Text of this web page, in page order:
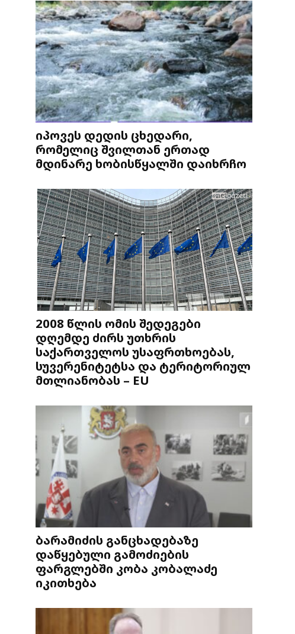
იპოვეს დედის ცხედარი,
რომელიც შვილთან ერთად
მდინარე ხობისწყალში დაიხრჩო
2008 წლის ომის შედეგები
დღემდე ძირს უთხრის
საქართველოს უსაფრთხოებას,
სუვერენიტეტსა და ტერიტორიულ
მთლიანობას – EU
ბარამიძის განცხადებაზე
დაწყებული გამოძიების
ფარგლებში კობა კობალაძე
იკითხება